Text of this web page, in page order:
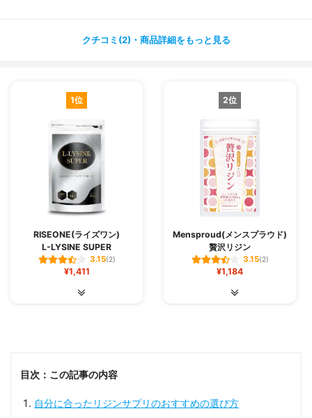
ボトルなので持ち運びにするには、ケースに入れ替えるな
飲むようにしています✨
サプリにあまりお金や時間をかけたくない方におすすめで
クチコミ(2)・商品詳細をもっと見る
1位
RISEONE(ライズワン)
L-LYSINE SUPER
3.15(2)
¥1,411
2位
Mensproud(メンスプラウド)
贅沢リジン
3.15(2)
¥1,184
目次：この記事の内容
自分に合ったリジンサプリのおすすめの選び方